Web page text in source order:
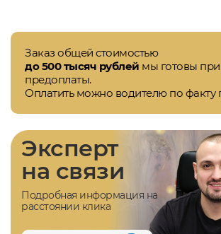
Заказ общей стоимостью
до 500 тысяч рублей мы готовы
предоплаты.
Оплатить можно водителю по факту
Эксперт
на связи
Подробная информация на
расстоянии клика